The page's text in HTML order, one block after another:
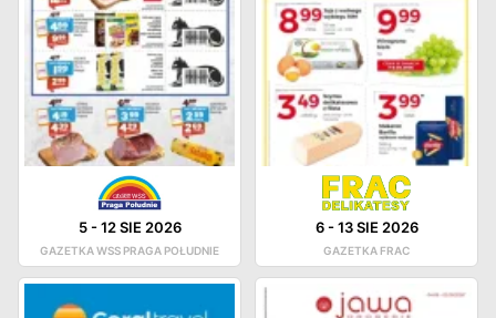
5-12 SIE 2026
GAZETKA WSS PRAGA POŁUDNIE
6-13 SIE 2026
GAZETKA FRAC